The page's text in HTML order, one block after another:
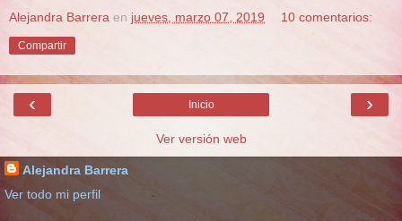
Alejandra Barrera en jueves, marzo 07, 2019 10 comentarios:
Compartir
‹ ›
Inicio
Ver versión web
Alejandra Barrera
Ver todo mi perfil